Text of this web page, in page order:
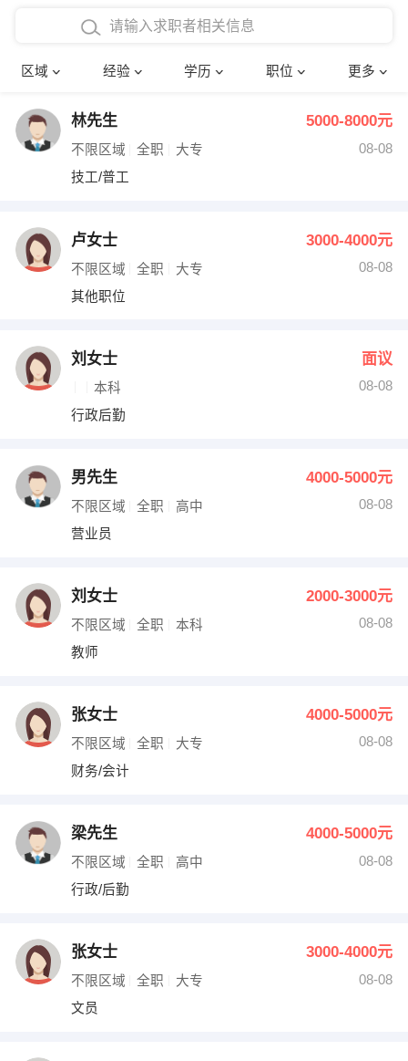
区域 经验 学历 职位 更多
在校学生工作经验
四年以上工作经验
五年以上工作经验
博士
文员 护士
财务会计
网络IT
收银员
水电/机修
编辑 法律
其他职位
确定
林先生 5000-8000元
不限区域 全职 大专
08-08
技工/普工
卢女士 3000-4000元
不限区域 全职 大专
08-08
其他职位
刘女士 面议
本科
08-08
行政后勤
男先生 4000-5000元
不限区域 全职 高中
08-08
营业员
刘女士 2000-3000元
不限区域 全职 本科
08-08
教师
张女士 4000-5000元
不限区域 全职 大专
08-08
财务/会计
梁先生 4000-5000元
不限区域 全职 高中
08-08
行政/后勤
张女士 3000-4000元
不限区域 全职 大专
08-08
文员